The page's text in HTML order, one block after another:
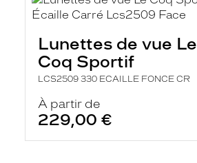
Lunettes de vue Le
Coq Sportif
LCS2509 330 ECAILLE FONCE CR
À partir de
229,00 €